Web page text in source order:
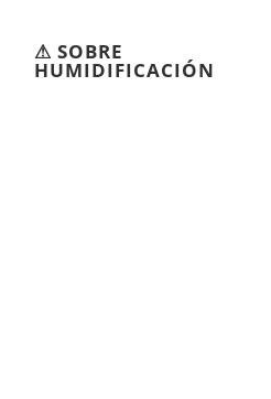
⚠︎ SOBRE
HUMIDIFICACIÓN